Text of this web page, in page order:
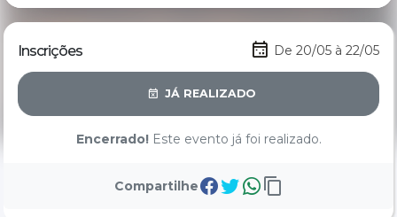
Inscrições De 20/05 à 22/05
JÁ REALIZADO
Encerrado!Este evento já foi realizado.
Compartilhe